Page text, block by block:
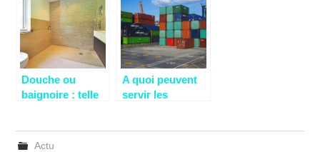
Douche ou
baignoire : telle
A quoi peuvent
servir les
Actu